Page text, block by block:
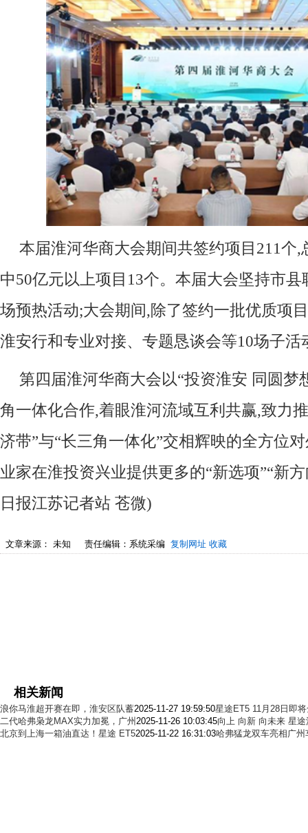
本届淮河华商大会期间共签约项目211个,
中50亿元以上项目13个。本届大会坚持市
场预热活动;大会期间,除了签约一批优质项
淮安行和专业对接、专题恳谈会等10场子活
第四届淮河华商大会以“投资淮安 同圆梦
角一体化合作,着眼淮河流域互利共赢,致力
济带”与“长三角一体化”交相辉映的全方位
业家在淮投资兴业提供更多的“新选项”“新
日报江苏记者站 苍微)
文章来源： 未知 责任编辑：系统采编 复制网址 收藏
相关新闻
浪你马淮超开赛在即，淮安区队蓄2025-11-27 19:59:50星途ET5 11月28日即
二代哈弗枭龙MAX实力加冕，广州 2025-11-26 10:03:45向上 向新 向未来 星途
北京到上海一箱油直达！星途 ET52025-11-22 16:31:03哈弗猛龙双车亮相广州